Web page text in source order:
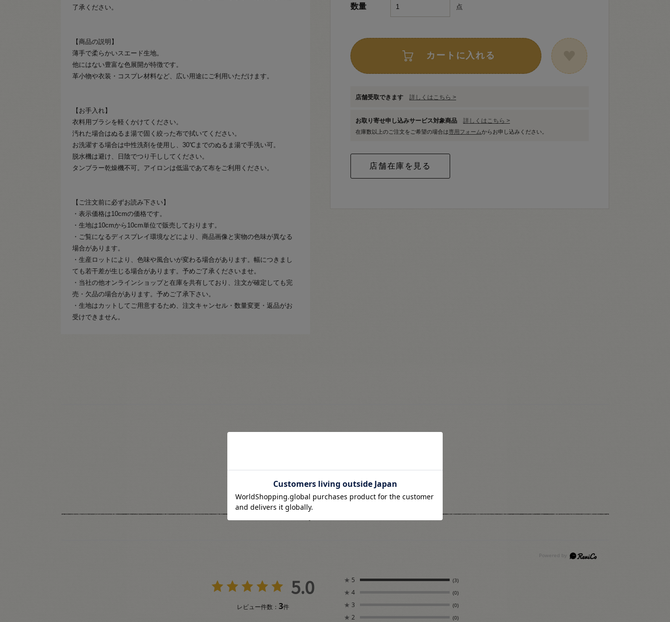
了承ください。
【商品の説明】
薄手で柔らかいスエード生地。
他にはない豊富な色展開が特徴です。
革小物や衣装・コスプレ材料など、広い用途にご利用いただけます。
【お手入れ】
衣料用ブラシを軽くかけてください。
汚れた場合はぬるま湯で固く絞った布で拭いてください。
お洗濯する場合は中性洗剤を使用し、30℃までのぬるま湯で手洗い可。
脱水機は避け、日陰でつり干ししてください。
タンブラー乾燥機不可。アイロンは低温であて布をご利用ください。
【ご注文前に必ずお読み下さい】
・表示価格は10cmの価格です。
・生地は10cmから10cm単位で販売しております。
・ご覧になるディスプレイ環境などにより、商品画像と実物の色味が異なる
場合があります。
・生産ロットにより、色味や風合いが変わる場合があります。幅につきまし
ても若干差が生じる場合があります。予めご了承くださいませ。
・当社の他オンラインショップと在庫を共有しており、注文が確定しても完
売・欠品の場合があります。予めご了承下さい。
・生地はカットしてご用意するため、注文キャンセル・数量変更・返品がお
受けできません。
数量 点
カートに入れる
店舗受取できます 詳しくはこちら >
お取り寄せ申し込みサービス対象商品 詳しくはこちら >
在庫数以上のご注文をご希望の場合は専用フォームからお申し込みください。
ユーザーレビュー
5.0
レビュー件数： 3件
★ 5 (3)
★ 4 (0)
★ 3 (0)
★ 2 (0)